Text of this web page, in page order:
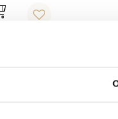
Lägg till i favoriter